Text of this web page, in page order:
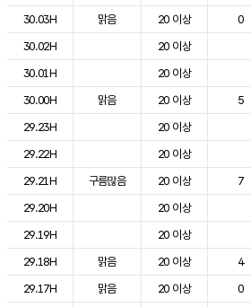
30.03H
맑음 20 이상 0
30.02H
20 이상
30.01H
20 이상
30.00H
맑음 20 이상 5
29.23H
20 이상
29.22H
20 이상
29.21H
구름많음 20 이상 7
29.20H
20 이상
29.19H
20 이상
29.18H
맑음 20 이상 4
29.17H
맑음 20 이상 0